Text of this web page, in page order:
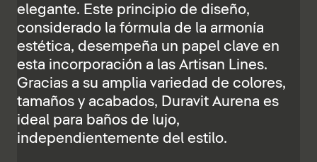
elegante. Este principio de diseño,
considerado la fórmula de la armonía
estética, desempeña un papel clave en
esta incorporación a las Artisan Lines.
Gracias a su amplia variedad de colores,
tamaños y acabados, Duravit Aurena es
ideal para baños de lujo,
independientemente del estilo.